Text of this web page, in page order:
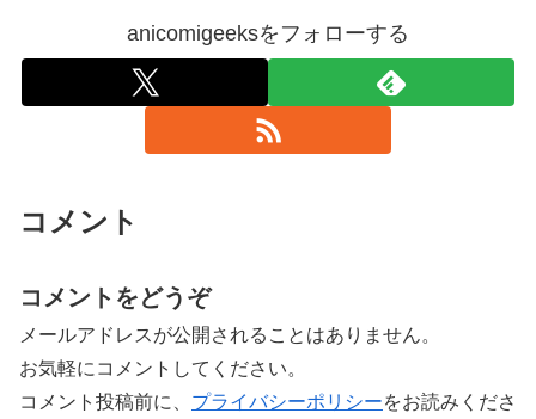
anicomigeeksをフォローする
コメント
コメントをどうぞ
メールアドレスが公開されることはありません。
お気軽にコメントしてください。
コメント投稿前に、 プライバシーポリシーをお読みくださ